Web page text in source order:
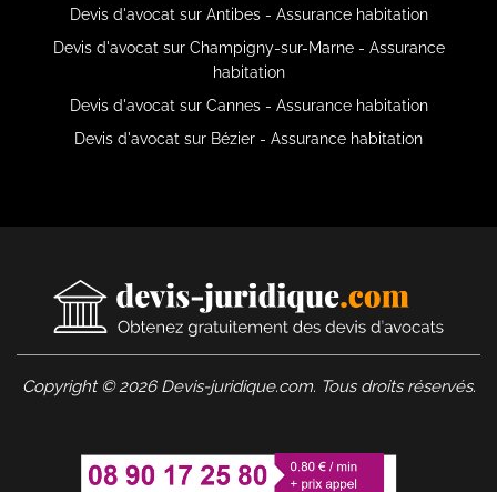
Devis d'avocat sur Antibes - Assurance habitation
Devis d'avocat sur Champigny-sur-Marne - Assurance
habitation
Devis d'avocat sur Cannes - Assurance habitation
Devis d'avocat sur Bézier - Assurance habitation
Copyright © 2026 Devis-juridique.com. Tous droits réservés.